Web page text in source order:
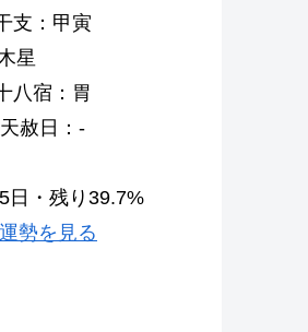
支：甲寅
星
八宿：胃
赦日：-
日・残り39.7%
勢を見る